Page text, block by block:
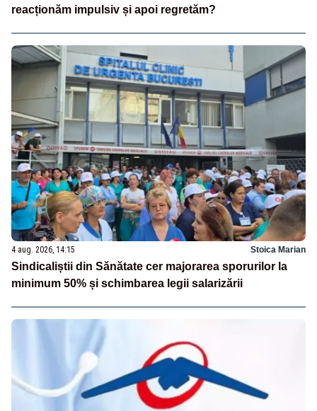
reacționăm impulsiv și apoi regretăm?
4 aug. 2026, 14:15 Stoica Marian
Sindicaliștii din Sănătate cer majorarea sporurilor la
minimum 50% și schimbarea legii salarizării